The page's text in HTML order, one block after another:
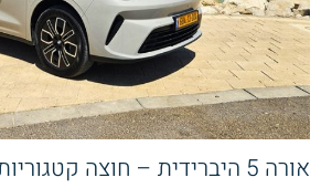
אורה 5 היברידית – חוצה קטגוריות